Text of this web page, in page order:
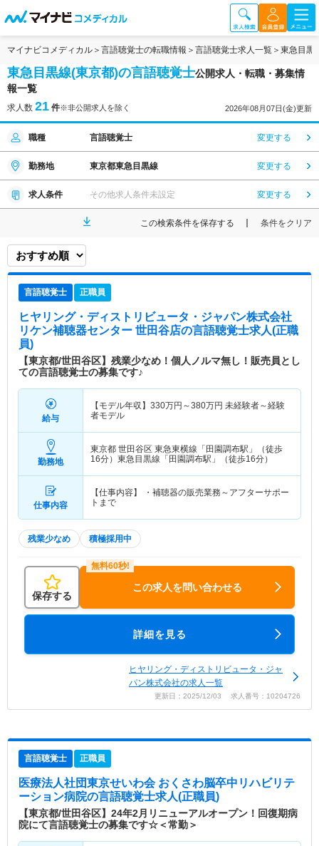
マイナビコメディカル 言語聴覚士の転職情報 言語聴覚士求人一覧 東急目黒
東急目黒線(東京都)の言語聴覚士公開求人・転職・募集情
報一覧
求人数 21 件※非公開求人を除く 2026年08月07日(金)更新
職種 言語聴覚士 変更する
勤務地 東京都東急目黒線 変更する
求人条件 その他求人条件未設定 変更する
この検索条件を保存する 条件をクリア
言語聴覚士 正職員
ヒヤリング・ディストリビュータ・ジャパン株式会社
リケン補聴器センター 世田谷店の言語聴覚士求人(正職
員)
【東京都/世田谷区】残業少なめ！個人ノルマ無し！販売員とし
ての言語聴覚士の募集です♪
給与
【モデル年収】 330万円～380万円 未経験者～経験
者モデル
勤務地
東京都 世田谷区 東急東横線「田園調布駅」（徒歩
16分）東急目黒線「田園調布駅」（徒歩16分）
仕事内容
【仕事内容】 ・補聴器の販売業務～アフターサポー
トまで
残業少なめ 積極採用中
保存する
この求人を問い合わせる
詳細を見る
ヒヤリング・ディストリビュータ・ジャ
パン株式会社の求人一覧
更新日：2025/12/03 求人番号：10204726
言語聴覚士 正職員
医療法人社団東京せいわ会 おくさわ脳卒中リハビリテ
ーション病院の言語聴覚士求人(正職員)
【東京都/世田谷区】24年2月リニューアルオープン！回復期病
院にて言語聴覚士の募集です☆＜常勤＞